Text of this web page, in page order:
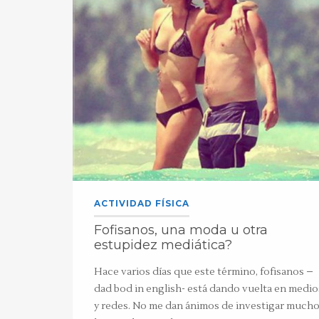
ACTIVIDAD FÍSICA
Fofisanos, una moda u otra
estupidez mediática?
Hace varios días que este término, fofisanos –
dad bod in english- está dando vuelta en
y redes. No me dan ánimos de investigar mucho